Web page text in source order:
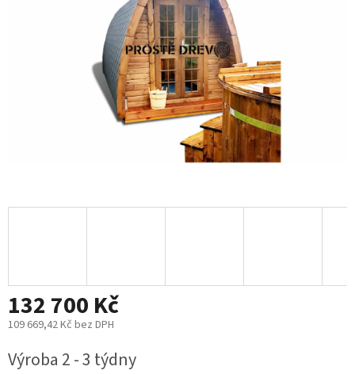
132 700 Kč
109 669,42 Kč bez DPH
cena:
Výroba 2 - 3 týdny